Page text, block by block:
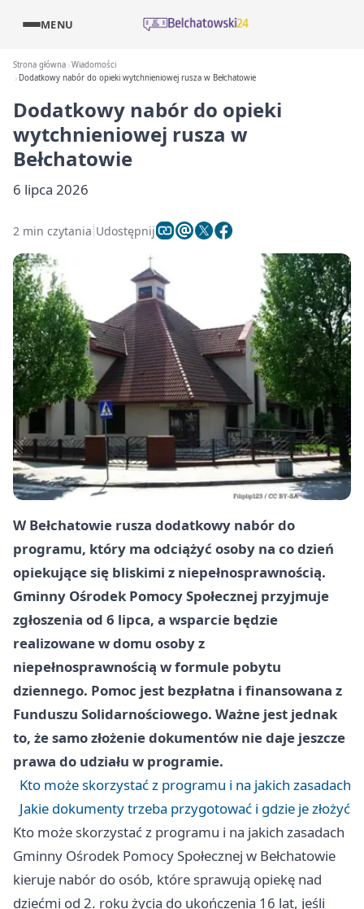
MENU
Strona główna Wiadomości
Dodatkowy nabór do opieki wytchnieniowej rusza w Bełchatowie
Dodatkowy nabór do opieki
wytchnieniowej rusza w
Bełchatowie
6 lipca 2026
2 min czytania Udostępnij
W Bełchatowie rusza dodatkowy nabór do
programu, który ma odciążyć osoby na co dzień
opiekujące się bliskimi z niepełnosprawnością.
Gminny Ośrodek Pomocy Społecznej przyjmuje
zgłoszenia od 6 lipca, a wsparcie będzie
realizowane w domu osoby z
niepełnosprawnością w formule pobytu
dziennego. Pomoc jest bezpłatna i finansowana z
Funduszu Solidarnościowego. Ważne jest jednak
to, że samo złożenie dokumentów nie daje jeszcze
prawa do udziału w programie.
Kto może skorzystać z programu i na jakich zasadach
Jakie dokumenty trzeba przygotować i gdzie je złożyć
Kto może skorzystać z programu i na jakich zasadach
Gminny Ośrodek Pomocy Społecznej w Bełchatowie
kieruje nabór do osób, które sprawują opiekę nad
dziećmi od 2. roku życia do ukończenia 16 lat, jeśli